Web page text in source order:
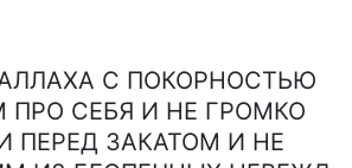
С ПОКОРНОСТЬЮ
ПРО СЕБЯ И НЕ ГРОМКО
ПЕРЕД ЗАКАТОМ И НЕ